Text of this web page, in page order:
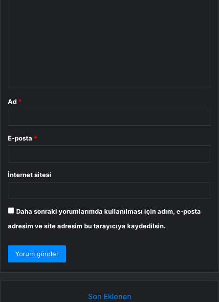
Ad *
E-posta *
İnternet sitesi
Daha sonraki yorumlarımda kullanılması için adım, e-posta
adresim ve site adresim bu tarayıcıya kaydedilsin.
Son Eklenen